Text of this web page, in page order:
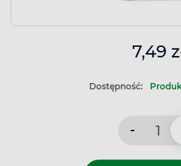
7,49
Dostępność:
-